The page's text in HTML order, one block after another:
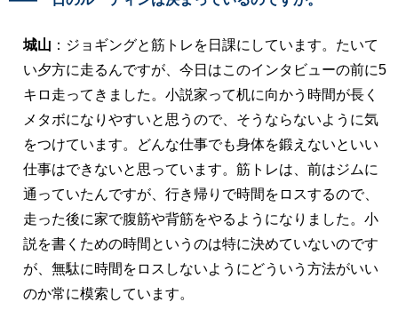
城山 ：ジョギングと筋トレを日課にしています。たいて
い夕方に走るんですが、今日はこのインタビューの前に5
キロ走ってきました。小説家って机に向かう時間が長く
メタボになりやすいと思うので、そうならないように気
をつけています。どんな仕事でも身体を鍛えないといい
仕事はできないと思っています。筋トレは、前はジムに
通っていたんですが、行き帰りで時間をロスするので、
走った後に家で腹筋や背筋をやるようになりました。小
説を書くための時間というのは特に決めていないのです
が、無駄に時間をロスしないようにどういう方法がいい
のか常に模索しています。